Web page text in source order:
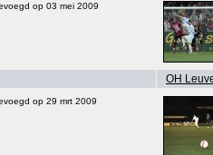
op 03 mei 2009
op 29 mrt 2009
OH